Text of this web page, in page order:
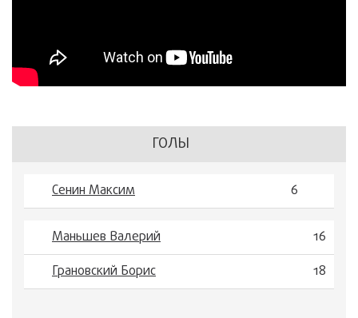
ГОЛЫ
Сенин Максим 6
Маньшев Валерий
16
Грановский Борис
18